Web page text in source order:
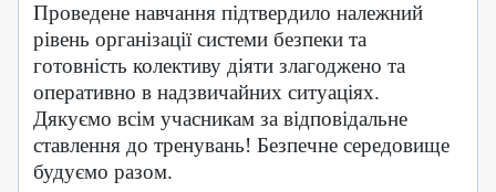
Проведене навчання підтвердило належний
рівень організації системи безпеки та
готовність колективу діяти злагоджено та
оперативно в надзвичайних ситуаціях.
Дякуємо всім учасникам за відповідальне
ставлення до тренувань! Безпечне середовище
будуємо разом.